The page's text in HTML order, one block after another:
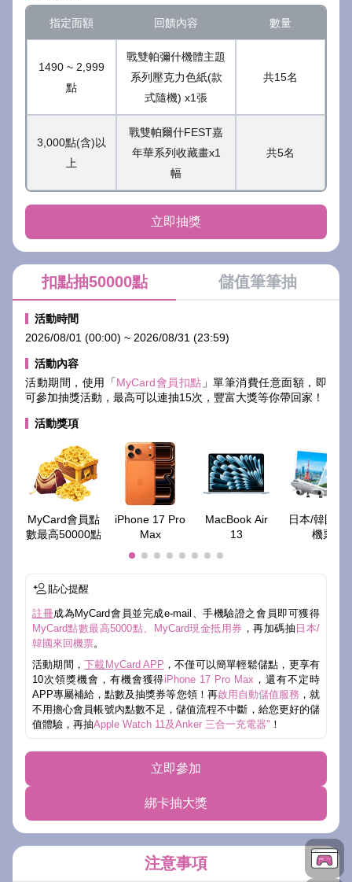
指定面額 回饋內容 數量
1490 ~ 2,999
點
戰雙帕彌什機體主題
系列壓克力色紙(款
式隨機) x1張
共15名
3,000點(含)以
上
戰雙帕爾什FEST嘉
年華系列收藏畫x1
幅
共5名
立即抽獎
扣點抽50000點 儲值筆筆抽
活動時間
2026/08/01 (00:00) ~ 2026/08/31 (23:59)
活動內容
活動期間，使用「MyCard會員扣點 」單筆消費任意面額，即
可參加抽獎活動，最高可以連抽15次，豐富大獎等你帶回家！
活動獎項
MyCard會員點
數最高50000點
iPhone 17 Pro
Max
MacBook Air
13
日本/韓國來
機票
貼心提醒
註冊成為MyCard會員並完成e-mail、手機驗證之會員即可獲得
MyCard點數最高5000點、MyCard現金抵用券 ，再加碼抽 日本/
韓國來回機票。
活動期間，下載MyCard APP ，不僅可以簡單輕鬆儲點，更享有
10次領獎機會，有機會獲得iPhone 17 Pro Max ，還有不定時
APP專屬補給，點數及抽獎券等您領！再啟用自動儲值服務 ，就
不用擔心會員帳號內點數不足，儲值流程不中斷，給您更好的儲
值體驗，再抽Apple Watch 11及Anker 三合一充電器" ！
立即參加
綁卡抽大獎
注意事項